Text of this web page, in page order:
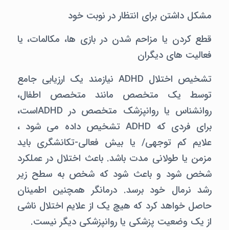
مشکل داشتن برای انتظار در نوبت خود
قطع کردن یا مزاحم شدن در بازی ها، مکالمات، یا
فعالیت های دیگران
تشخیص اختلال ADHD نیازمند یک ارزیابی جامع
توسط یک متخصص مانند متخصص اطفال،
روانشناس یا روانپزشک متخصص در ADHDاست،
برای فردی که ADHD تشخیص داده می شود ،
علایم کم توجهی/ یا بیش فعالی-تکانشگری باید
مزمن یا طولانی مدت باشد. باعث اختلال در عملکرد
شخص شود و باعث شود که شخص به سطح زیر
رشد نرمال خود برسد. درمانگر همچنین اطمینان
حاصل خواهد کرد که هیچ یک از علایم اختلال ناشی
از یک وضعیت پزشکی یا روانپزشکی دیگر نیست.